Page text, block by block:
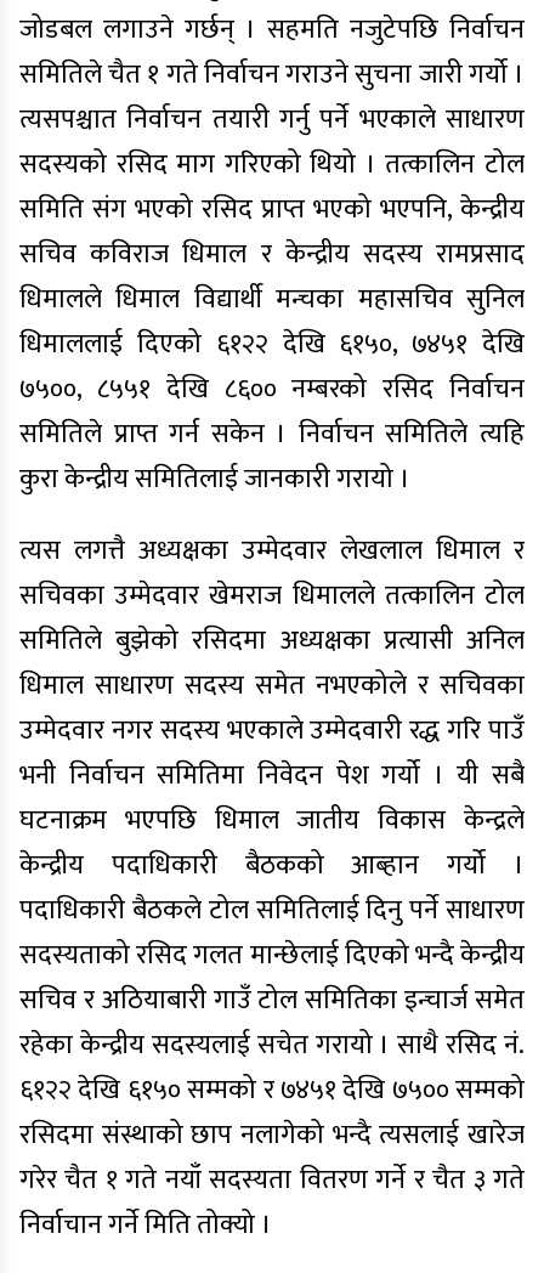
जोडबल लगाउने गर्छन् । सहमति नजुटेपछि निर्वाचन
समितिले चैत १ गते निर्वाचन गराउने सुचना जारी गर्यो ।
त्यसपश्चात निर्वाचन तयारी गर्नु पर्ने भएकाले साधारण
सदस्यको रसिद माग गरिएको थियो । तत्कालिन टोल
समिति संग भएको रसिद प्राप्त भएको भएपनि, केन्द्रीय
सचिव कविराज धिमाल र केन्द्रीय सदस्य रामप्रसाद
धिमालले धिमाल विद्यार्थी मन्चका महासचिव सुनिल
धिमाललाई दिएको ६१२२ देखि ६१५०, ७४५१ देखि
७५००, ८५५१ देखि ८६०० नम्बरको रसिद निर्वाचन
समितिले प्राप्त गर्न सकेन । निर्वाचन समितिले त्यहि
कुरा केन्द्रीय समितिलाई जानकारी गरायो ।
त्यस लगत्तै अध्यक्षका उम्मेदवार लेखलाल धिमाल र
सचिवका उम्मेदवार खेमराज धिमालले तत्कालिन टोल
समितिले बुझेको रसिदमा अध्यक्षका प्रत्यासी अनिल
धिमाल साधारण सदस्य समेत नभएकोले र सचिवका
उम्मेदवार नगर सदस्य भएकाले उम्मेदवारी रद्ध गरि पाउँ
भनी निर्वाचन समितिमा निवेदन पेश गर्यो । यी सबै
घटनाक्रम भएपछि धिमाल जातीय विकास केन्द्रले
केन्द्रीय पदाधिकारी बैठकको आब्हान गर्यो ।
पदाधिकारी बैठकले टोल समितिलाई दिनु पर्ने साधारण
सदस्यताको रसिद गलत मान्छेलाई दिएको भन्दै केन्द्रीय
सचिव र अठियाबारी गाउँ टोल समितिका इन्चार्ज समेत
रहेका केन्द्रीय सदस्यलाई सचेत गरायो । साथै रसिद नं.
६१२२ देखि ६१५० सम्मको र ७४५१ देखि ७५०० सम्मको
रसिदमा संस्थाको छाप नलागेको भन्दै त्यसलाई खारेज
गरेर चैत १ गते नयाँ सदस्यता वितरण गर्ने र चैत ३ गते
निर्वाचान गर्ने मिति तोक्यो ।